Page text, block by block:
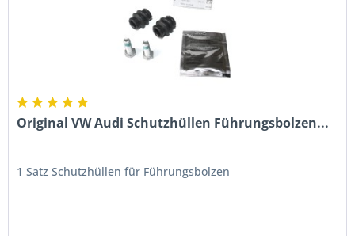
Original VW Audi Schutzhüllen Führungsbolzen...
1 Satz Schutzhüllen für Führungsbolzen